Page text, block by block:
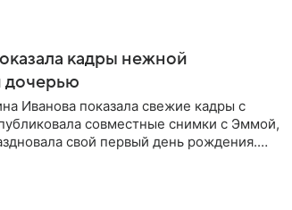
кадры нежной
дочерью
Иванова показала свежие кадры с
совместные снимки с Эммой,
свой первый день рождения.